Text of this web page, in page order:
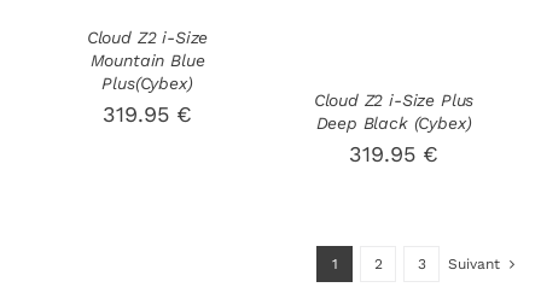
Cloud Z2 i-Size
Mountain Blue
Plus(Cybex)
319.95 €
Cloud Z2 i-Size Plus
Deep Black (Cybex)
319.95 €
1 2 3 Suivant